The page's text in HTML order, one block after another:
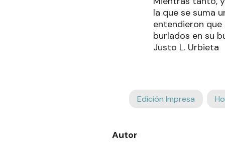
la que se suma
entendieron
burlados en su
Justo L. Urbieta
Edición Impresa
Autor